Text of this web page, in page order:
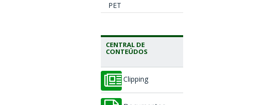
PET
CENTRAL DE
CONTEÚDOS
Clipping